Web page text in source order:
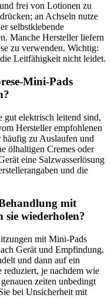
frei⁢ von Lotionen zu
an Achseln nutze
selbstklebende
Manche Hersteller liefern
zu verwenden. Wichtig:
Leitfähigkeit nicht leidet.
gut elektrisch leitend⁢ sind,
Hersteller empfohlenen
zu Auslaufen und⁣
ölhaltigen Cremes ‌oder
⁣eine⁤ Salzwasserlösung
und die
mit
sie wiederholen?
mit ⁢Mini‑Pads
Gerät ​und Empfindung.
und dann auf‍ ein
⁣je ⁤nachdem wie
zeiten‌ unbedingt
bei Unsicherheit mit